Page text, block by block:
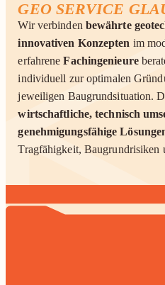
GEO SERVICE
Wir verbinden bewährte
innovativen Konzepten im
erfahreneFachingenieure
individuell zur optimalen
jeweiligen Baugrundsituation.
wirtschaftliche, technisch
genehmigungsfähige
Tragfähigkeit, Baugrundrisiken